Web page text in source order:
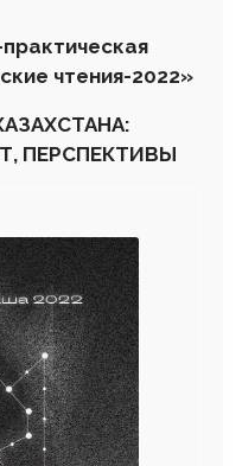
чтения-2022»
ПЕРСПЕКТИВЫ